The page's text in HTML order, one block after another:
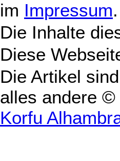
im Impressum.
Die Inhalte
Diese
Die Artikel
alles andere
Korfu